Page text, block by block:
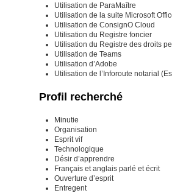
Utilisation de ParaMaître
Utilisation de la suite Microsoft
Utilisation de ConsignO Cloud
Utilisation du Registre foncier
Utilisation du Registre des droits
Utilisation de Teams
Utilisation d’Adobe
Utilisation de l’Inforoute notarial
Profil recherché
Minutie
Organisation
Esprit vif
Technologique
Désir d’apprendre
Français et anglais parlé et écrit
Ouverture d’esprit
Entregent